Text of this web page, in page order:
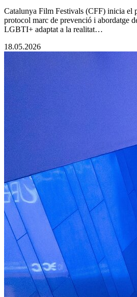
Catalunya Film Festivals (CFF) inicia el
protocol marc de prevenció i abordatge
LGBTI+ adaptat a la realitat…
18.05.2026